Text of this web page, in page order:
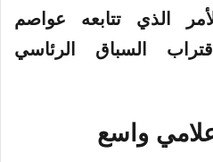
الذي تتابعه عواصم
السباق الرئاسي
واسع